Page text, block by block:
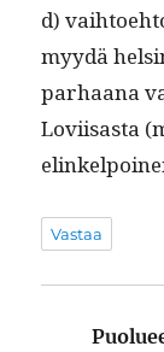
d)
myy­dä
parhaana
Lovi­isas­ta
Vastaa